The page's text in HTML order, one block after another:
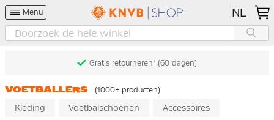
Menu NL
Gratis retourneren* (60 dagen)
VOETBALLERS (1000+ producten)
Kleding Voetbalschoenen Accessoires